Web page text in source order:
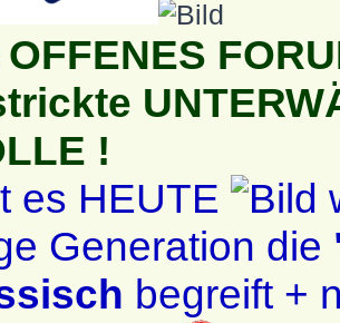
OFFENES
!
es HEUTE
Generation die
begreift +